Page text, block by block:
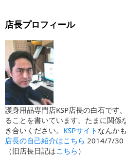
店長プロフィール
護身用品専門店KSP店長の白石です
ることを書いています。たまに関係
き合いください。 KSPサイト なんか
店長の自己紹介はこちら 2014/7/30
（旧店長日記はこちら ）